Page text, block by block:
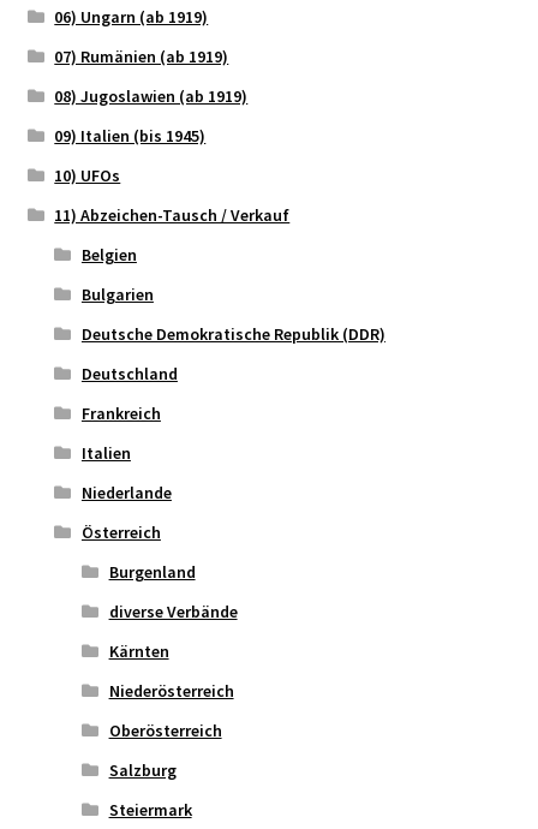
06) Ungarn (ab 1919)
07) Rumänien (ab 1919)
08) Jugoslawien (ab 1919)
09) Italien (bis 1945)
10) UFOs
11) Abzeichen-Tausch / Verkauf
Belgien
Bulgarien
Deutsche Demokratische Republik (DDR)
Deutschland
Frankreich
Italien
Niederlande
Österreich
Burgenland
diverse Verbände
Kärnten
Niederösterreich
Oberösterreich
Salzburg
Steiermark